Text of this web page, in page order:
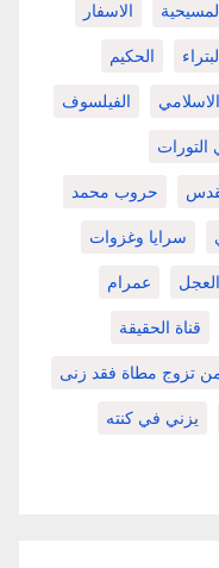
الاسفار
الحكيم
الفيلسوف
التورات
حروب محمد
سرايا وغزوات
عمرام
قناة الحقيقة
تزوج مطاة فقد زنى
يزني في كنته